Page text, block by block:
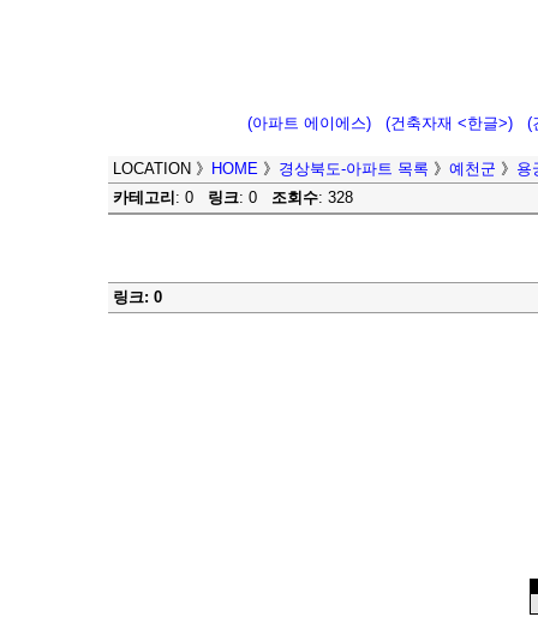
(아파트 에이에스) (건축자재 <한글>) (
LOCATION 》 HOME 》 경상북도-아파트 목록 》 예천군 》 용
카테고리 : 0 링크: 0 조회수: 328
링크: 0